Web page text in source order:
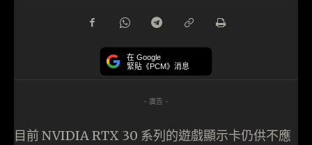
在 Google
緊貼《PCM》消息
- 廣告 -
目前 NVIDIA RTX 30 系列的遊戲顯示卡仍供不應